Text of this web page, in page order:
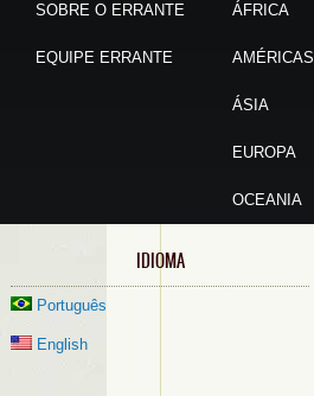
SOBRE O ERRANTE
EQUIPE ERRANTE
ÁFRICA
AMÉRICAS
ÁSIA
EUROPA
OCEANIA
IDIOMA
Português
English